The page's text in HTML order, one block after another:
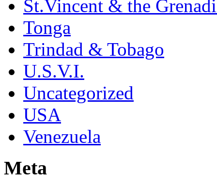
St.Vincent & the
Tonga
Trindad & Tobago
U.S.V.I.
Uncategorized
USA
Venezuela
Meta